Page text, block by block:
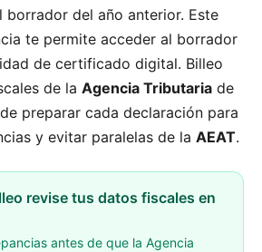
borrador del año anterior. Este
te permite acceder al borrador
de certificado digital. Billeo
de la Agencia Tributaria de
preparar cada declaración para
y evitar paralelas de la AEAT.
revise tus datos fiscales en
antes de que la Agencia